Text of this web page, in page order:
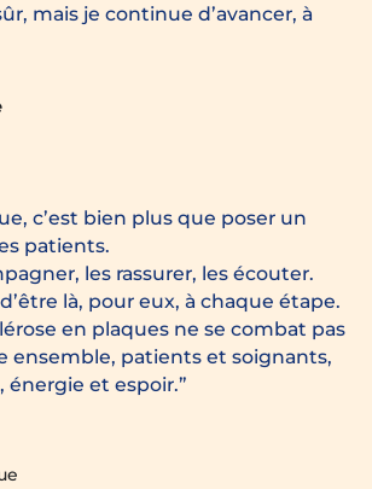
mais je continue d’avancer, à
c’est bien plus que poser un
patients.
les rassurer, les écouter.
là, pour eux, à chaque étape.
en plaques ne se combat pas
ensemble, patients et soignants,
énergie et espoir.